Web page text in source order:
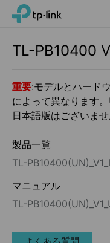
ClickTP-Link, Reliably Smart
TL-PB10400
重要:モデルとハード
によって異なります
日本語版はございませ
製品一覧
TL-
マニュアル
TL-